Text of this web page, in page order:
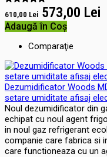
610,00 Lei 573,00 Lei
Adaugă în Coş
Comparaţie
Dezumidificator Woods
setare umiditate afisaj
Noul dezumidificator din
echipat cu noul agent
in noul gaz refrigerant
companie care fabrica si
care functioneaza cu un